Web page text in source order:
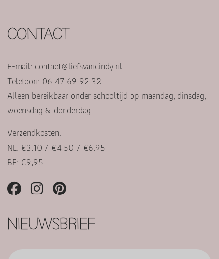
CONTACT
E-mail: contact@liefsvancindy.nl
Telefoon: 06 47 69 92 32
Alleen bereikbaar onder schooltijd op maandag, dinsdag,
woensdag & donderdag
Verzendkosten:
NL: €3,10 / €4,50 / €6,95
BE: €9,95
NIEUWSBRIEF